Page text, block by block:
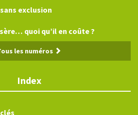
exclusion
quoi qu’il en coûte ?
les numéros
Index